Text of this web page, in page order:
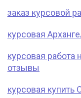
заказ курсовой
курсовая
курсовая работа
отзывы
курсовая